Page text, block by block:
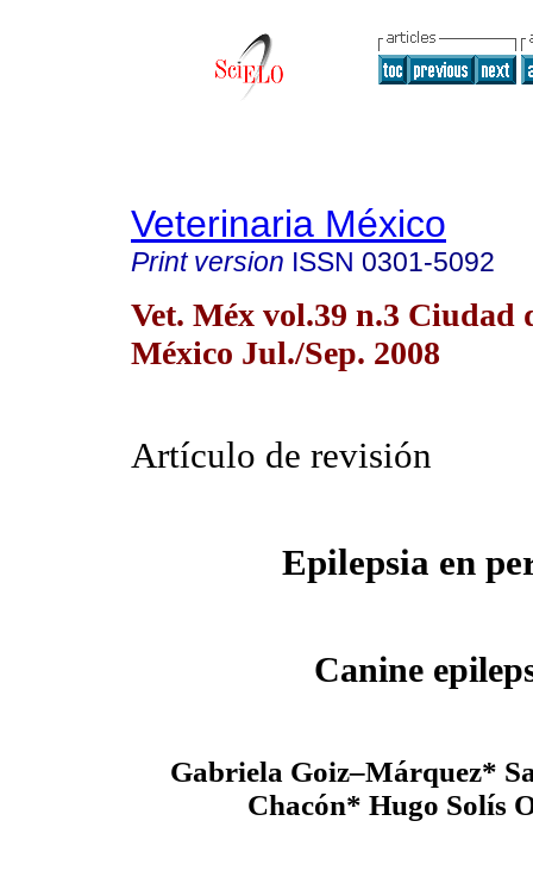
Veterinaria México
Print version ISSN 0301-5092
Vet. Méx vol.39 n.3 Ciudad
México Jul./Sep. 2008
Artículo de revisión
Epilepsia en
Canine
Gabriela Goiz–Márquez*
Chacón* Hugo Solís